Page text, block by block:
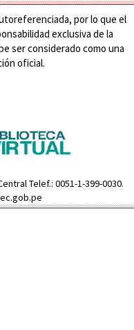
por lo que el
exclusiva de la
ser considerado como una
oficial.
Telef.: 0051-1-399-0030.